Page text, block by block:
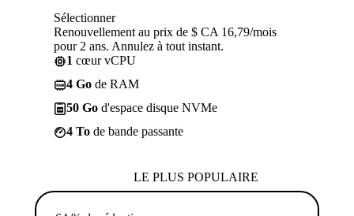
Sélectionner
Renouvellement au prix de $ CA 16,79/mois
pour 2 ans. Annulez à tout instant.
1 cœur vCPU
4 Go de RAM
50 Go d'espace disque NVMe
4 To de bande passante
LE PLUS POPULAIRE